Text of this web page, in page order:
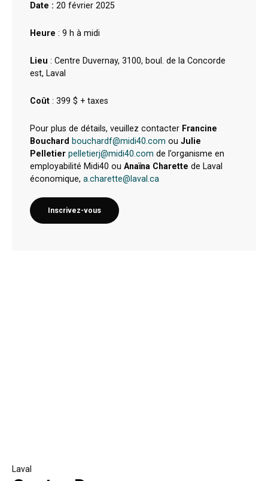
Date : 20 février 2025
Heure : 9 h à midi
Lieu : Centre Duvernay, 3100, boul. de la Concorde
est, Laval
Coût : 399 $ + taxes
Pour plus de détails, veuillez contacter Francine
Bouchard bouchardf@midi40.com ou Julie
Pelletier pelletierj@midi40.com de l’organisme en
employabilité Midi40 ou Anaïna Charette de Laval
économique, a.charette@laval.ca
Inscrivez-vous
Laval